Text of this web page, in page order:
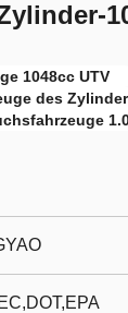
1048cc UTV
des